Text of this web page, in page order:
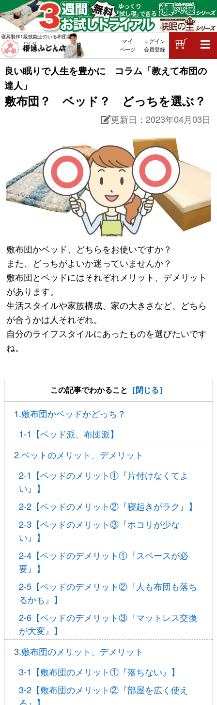
敷布団？ ベッド？ どっちを選ぶ？
良い眠りで人生を豊かに コラム「教えて布団の
達人」
敷布団・掛け布団・羽毛布団・マ
寝具製作1級技能士のいる布団屋
マイ
ページ
ログイン
会員登録
更新日： 2023年04月03日
敷布団かベッド、どちらをお使いですか？
また、どっちがよいか迷っていませんか？
敷布団とベッドにはそれぞれメリット、デメリット
があります。
生活スタイルや家族構成、家の大きさなど、どちら
が合うかは人それぞれ。
自分のライフスタイルにあったものを選びたいです
ね。
この記事でわかること ［閉じる］
1.敷布団かベッドかどっち？
1-1【ベッド派、布団派】
2.ベットのメリット、デメリット
2-1【ベッドのメリット①『片付けなくてよ
い』】
2-2【ベッドのメリット②『寝起きがラク』】
2-3【ベッドのメリット③『ホコリが少な
い』】
2-4【ベッドのデメリット①『スペースが必
要』】
2-5【ベッドのデメリット②『人も布団も落ち
るかも』】
2-6【ベッドのデメリット③『マットレス交換
が大変』】
3.敷布団のメリット、デメリット
3-1【敷布団のメリット①『落ちない』】
3-2【敷布団のメリット②『部屋を広く使え
る』】